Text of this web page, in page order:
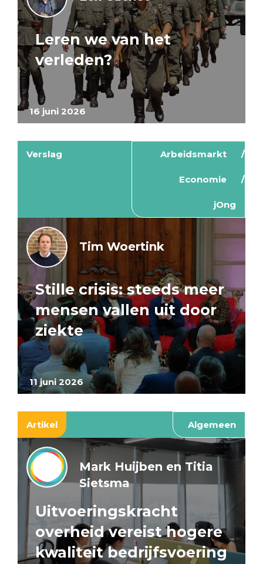
16 juni 2026
Leren we van het
verleden?
Verslag Arbeidsmarkt
Economie
jOng
11 juni 2026
Tim Woertink
Stille crisis: steeds meer
mensen vallen uit door
ziekte
Artikel Algemeen
Mark Huijben en Titia
Sietsma
Uitvoeringskracht
overheid vereist hogere
kwaliteit bedrijfsvoering